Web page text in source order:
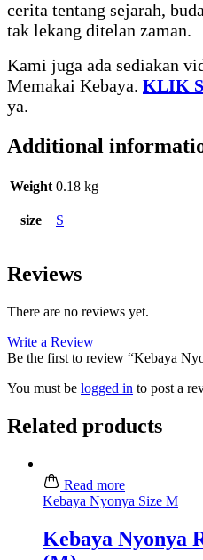
cerita tentang sejarah,
tak lekang ditelan zaman.
Kami juga ada sediakan
Memakai Kebaya. KLIK
ya.
Additional
Weight 0.18 kg
size S
Reviews
There are no reviews yet.
Write a Review
Be the first to review “Kebaya
You must be logged in to post a
Related products
Read more
Kebaya Nyonya Size M
Kebaya Nyonya